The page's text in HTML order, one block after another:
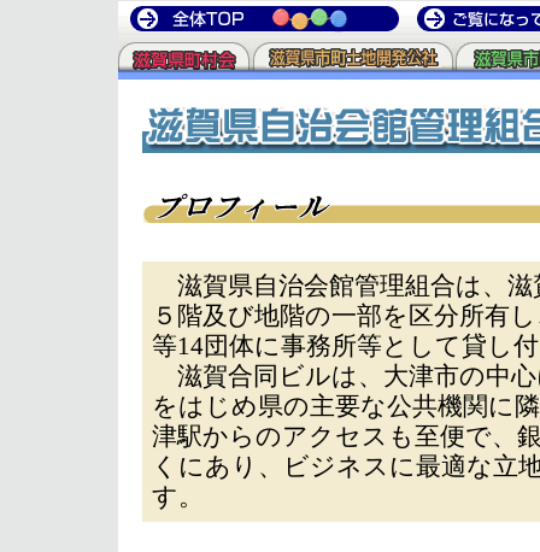
滋賀県自治会館管理組合は、
５階及び地階の一部を区分所有
等14団体に事務所等として貸し
滋賀合同ビルは、大津市の中
をはじめ県の主要な公共機関に
津駅からのアクセスも至便で、
くにあり、ビジネスに最適な立
す。